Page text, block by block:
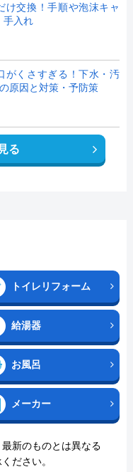
け交換！手順や泡沫キャ
手入れ
がくさすぎる！下水・汚
原因と対策・予防策
る
トイレリフォーム
給湯器
お風呂
メーカー
新のものとは異なる
ださい。